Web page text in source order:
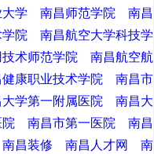
学 南昌师范学院
南昌
院
南昌航空大学科技学
术师范学院
南昌航空航
康职业技术学院
南昌市
学第一附属医院
南昌大
南昌市第一医院
南昌
南昌装修 南昌人才网
南